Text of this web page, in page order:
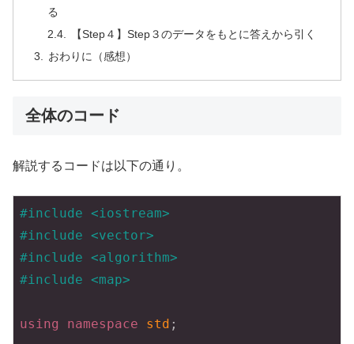
る
【Step４】Step３のデータをもとに答えから引く
おわりに（感想）
全体のコード
解説するコードは以下の通り。
#include <iostream>
#include <vector>
#include <algorithm>
#include <map>
using namespace std ;